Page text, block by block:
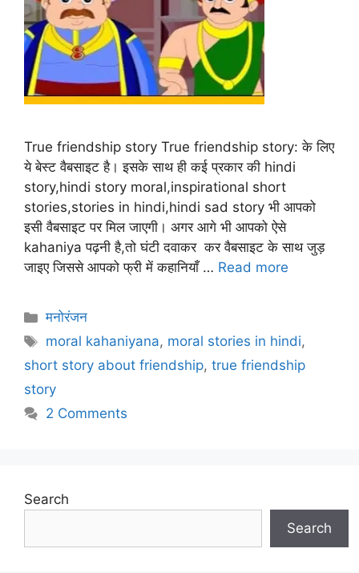
True friendship story True friendship story: के लिए
ये बेस्ट वैबसाइट है। इसके साथ ही कई प्रकार की hindi
story,hindi story moral,inspirational short
stories,stories in hindi,hindi sad story भी आपको
इसी वैबसाइट पर मिल जाएगी। अगर आगे भी आपको ऐसे
kahaniya पढ़नी है,तो घंटी दवाकर कर वैबसाइट के साथ जुड़
जाइए जिससे आपको फ्री में कहानियाँ … Read more
Categories
मनोरंजन
Tags
moral kahaniyana, moral stories in hindi,
short story about friendship, true friendship
story
2 Comments
Search
Search